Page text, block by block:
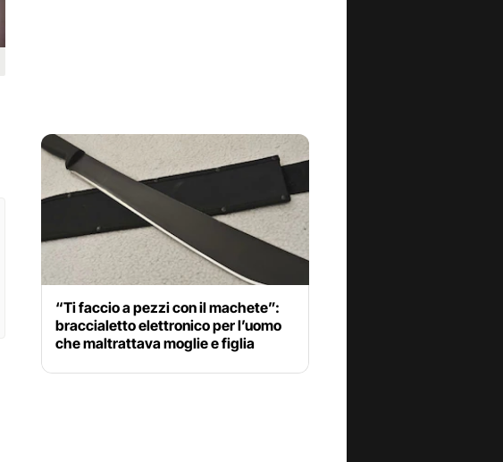
“Ti faccio a pezzi con il machete”:
braccialetto elettronico per l’uomo
che maltrattava moglie e figlia